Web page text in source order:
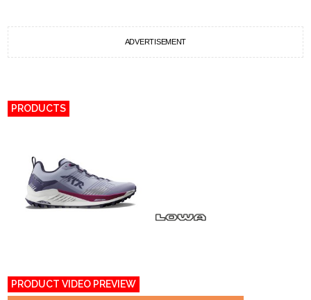
ADVERTISEMENT
PRODUCTS
PRODUCT VIDEO PREVIEW